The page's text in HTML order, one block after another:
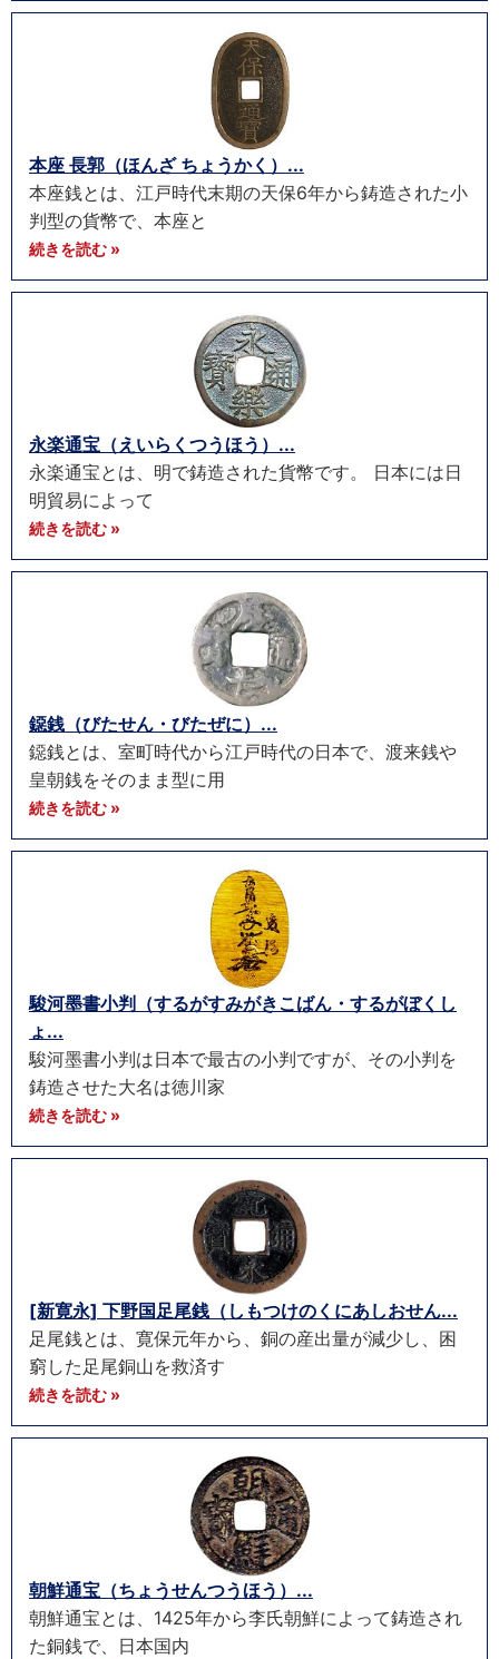
本座 長郭（ほんざ ちょうかく）...
本座銭とは、江戸時代末期の天保6年から鋳造された小
判型の貨幣で、本座と
続きを読む »
永楽通宝（えいらくつうほう）...
永楽通宝とは、明で鋳造された貨幣です。 日本には日
明貿易によって
続きを読む »
鐚銭（びたせん・びたぜに）...
鐚銭とは、室町時代から江戸時代の日本で、渡来銭や
皇朝銭をそのまま型に用
続きを読む »
駿河墨書小判（するがすみがきこばん・するがぼくし
ょ...
駿河墨書小判は日本で最古の小判ですが、その小判を
鋳造させた大名は徳川家
続きを読む »
[新寛永] 下野国足尾銭（しもつけのくにあしおせん...
足尾銭とは、寛保元年から、銅の産出量が減少し、困
窮した足尾銅山を救済す
続きを読む »
朝鮮通宝（ちょうせんつうほう）...
朝鮮通宝とは、1425年から李氏朝鮮によって鋳造され
た銅銭で、日本国内